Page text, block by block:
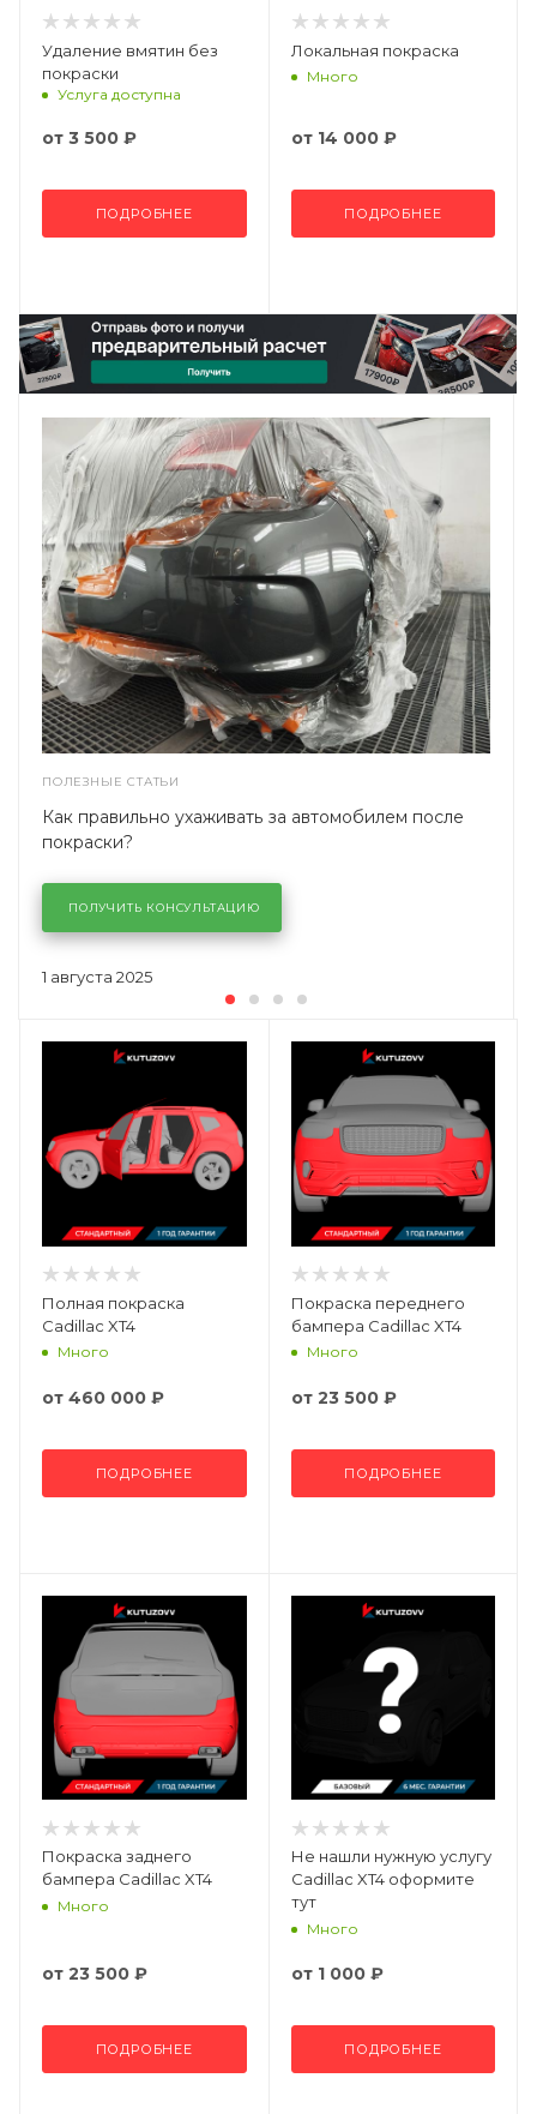
Удаление вмятин без
покраски
Услуга доступна
от 3 500 ₽
ПОДРОБНЕЕ
Локальная покраска
Много
от 14 000 ₽
ПОДРОБНЕЕ
ПОЛЕЗНЫЕ СТАТЬИ
1 августа 2025
Как правильно ухаживать за автомобилем после
покраски?
ПОЛУЧИТЬ КОНСУЛЬТАЦИЮ
Полная покраска
Cadillac XT4
Много
от 460 000 ₽
ПОДРОБНЕЕ
Покраска переднего
бампера Cadillac XT4
Много
от 23 500 ₽
ПОДРОБНЕЕ
Покраска заднего
бампера Cadillac XT4
Много
от 23 500 ₽
ПОДРОБНЕЕ
Не нашли нужную услугу
Cadillac XT4 оформите
тут
Много
от 1 000 ₽
ПОДРОБНЕЕ